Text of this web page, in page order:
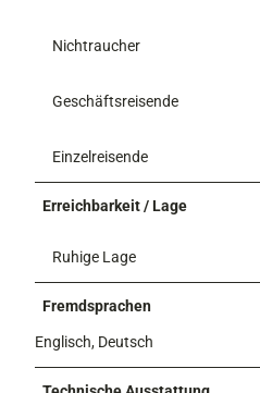
Nichtraucher
Geschäftsreisende
Einzelreisende
Erreichbarkeit / Lage
Ruhige Lage
Fremdsprachen
Englisch, Deutsch